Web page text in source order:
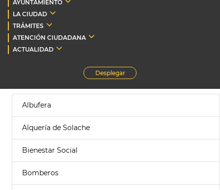
AYUNTAMIENTO
LA CIUDAD
TRÁMITES
ATENCIÓN CIUDADANA
ACTUALIDAD
Desplegar
Albufera
Alquería de Solache
Bienestar Social
Bomberos